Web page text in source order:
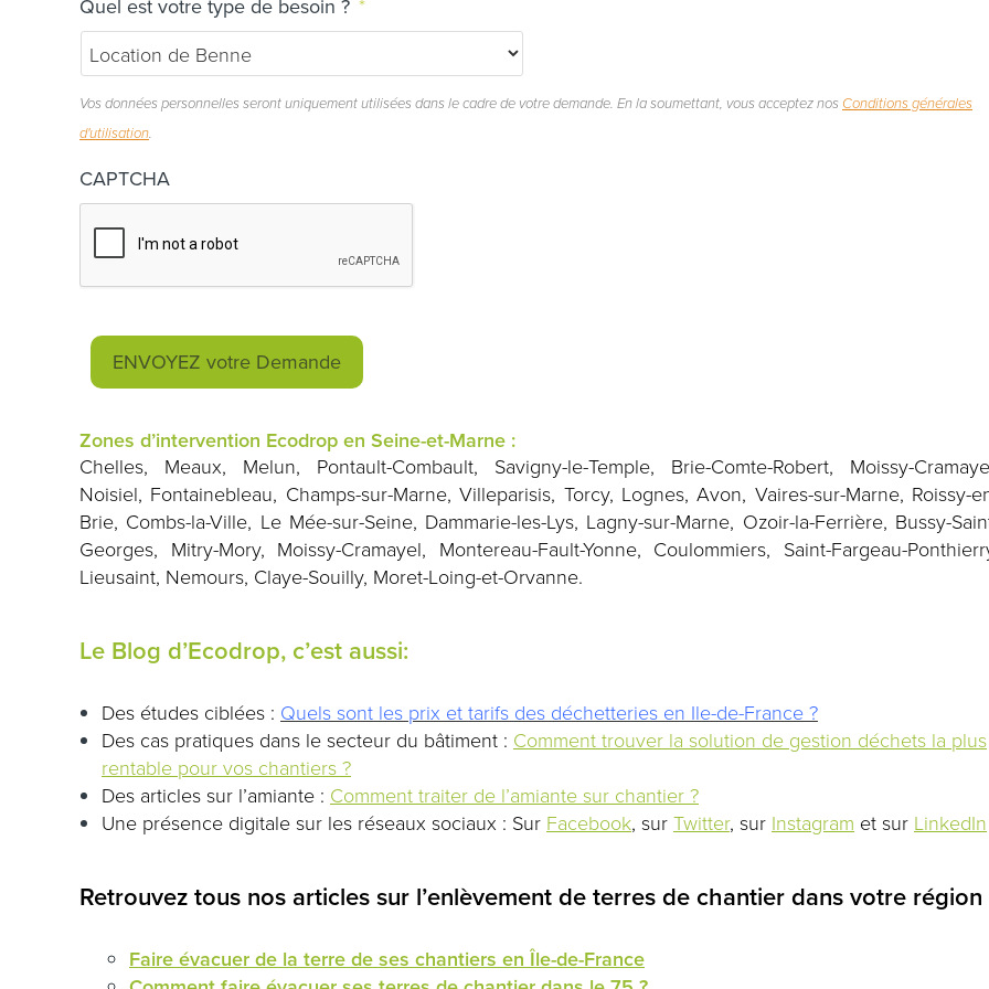
Quel est votre type de besoin ? *
Vos données personnelles seront uniquement utilisées dans le cadre de votre demande. En la soumettant, vous acceptez nos Conditions générales
d'utilisation.
CAPTCHA
Zones d’intervention Ecodrop en Seine-et-Marne :
Chelles, Meaux, Melun, Pontault-Combault, Savigny-le-Temple, Brie-Comte-Robert, Moissy-
Noisiel, Fontainebleau, Champs-sur-Marne, Villeparisis, Torcy, Lognes, Avon, Vaires-sur-Marne, Roissy-
Brie, Combs-la-Ville, Le Mée-sur-Seine, Dammarie-les-Lys, Lagny-sur-Marne, Ozoir-la-Ferrière, Bussy-
Georges, Mitry-Mory, Moissy-Cramayel, Montereau-Fault-Yonne, Coulommiers, Saint-Fargeau-
Lieusaint, Nemours, Claye-Souilly, Moret-Loing-et-Orvanne.
Le Blog d’Ecodrop, c’est aussi:
Des études ciblées : Quels sont les prix et tarifs des déchetteries en Ile-de-France ?
Des cas pratiques dans le secteur du bâtiment : Comment trouver la solution de gestion déchets la plus
rentable pour vos chantiers ?
Des articles sur l’amiante : Comment traiter de l’amiante sur chantier ?
Une présence digitale sur les réseaux sociaux : Sur Facebook, sur Twitter, sur Instagram et sur LinkedIn
Retrouvez tous nos articles sur l’enlèvement de terres de chantier dans votre région
Faire évacuer de la terre de ses chantiers en Île-de-France